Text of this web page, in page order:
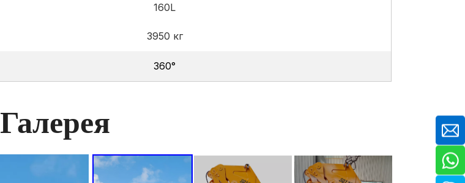
160L
3950 кг
360°
Галерея